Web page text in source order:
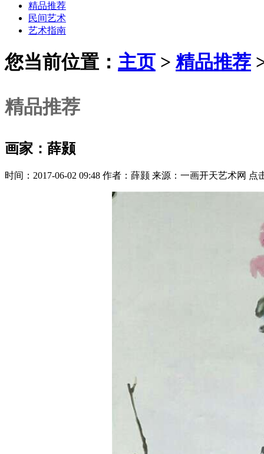
精品推荐
民间艺术
艺术指南
您当前位置： 主页 > 精品推荐
精品推荐
画家：薛颢
时间：2017-06-02 09:48 作者：薛颢 来源：一画开天艺术网 点